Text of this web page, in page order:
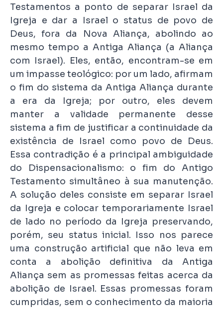
Testamentos a ponto de separar Israel da
Igreja e dar a Israel o status de povo de
Deus, fora da Nova Aliança, abolindo ao
mesmo tempo a Antiga Aliança (a Aliança
com Israel). Eles, então, encontram-se em
um impasse teológico: por um lado, afirmam
o fim do sistema da Antiga Aliança durante
a era da Igreja; por outro, eles devem
manter a validade permanente desse
sistema a fim de justificar a continuidade da
existência de Israel como povo de Deus.
Essa contradição é a principal ambiguidade
do Dispensacionalismo: o fim do Antigo
Testamento simultâneo à sua manutenção.
A solução deles consiste em separar Israel
da Igreja e colocar temporariamente Israel
de lado no período da Igreja preservando,
porém, seu status inicial. Isso nos parece
uma construção artificial que não leva em
conta a abolição definitiva da Antiga
Aliança sem as promessas feitas acerca da
abolição de Israel. Essas promessas foram
cumpridas, sem o conhecimento da maioria